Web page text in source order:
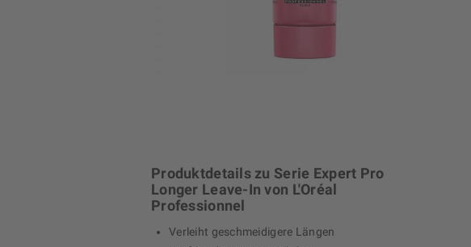
Produktdetails zu Serie Expert Pro
Longer Leave-In von L'Oréal
Professionnel
Verleiht geschmeidigere Längen